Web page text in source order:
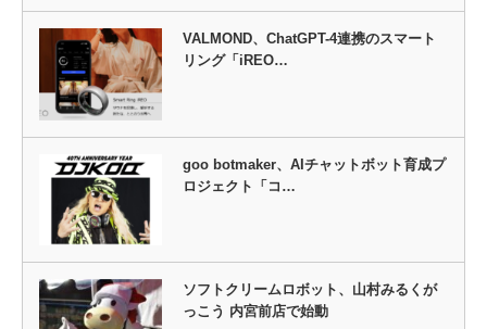
VALMOND、ChatGPT-4連携のスマート
リング「iREO…
goo botmaker、AIチャットボット育成プ
ロジェクト「コ…
ソフトクリームロボット、山村みるくが
っこう 内宮前店で始動